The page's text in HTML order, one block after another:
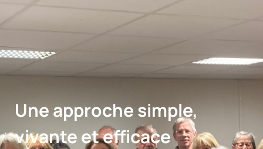
Une approche simple,
vivante et efficace